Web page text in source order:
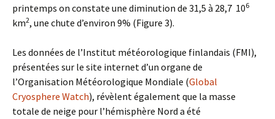
printemps on constate une diminution de 31,5 à 28,7 106
km2, une chute d’environ 9% (Figure 3).
Les données de l’Institut météorologique finlandais (FMI),
présentées sur le site internet d’un organe de
l’Organisation Météorologique Mondiale (Global
Cryosphere Watch), révèlent également que la masse
totale de neige pour l’hémisphère Nord a été